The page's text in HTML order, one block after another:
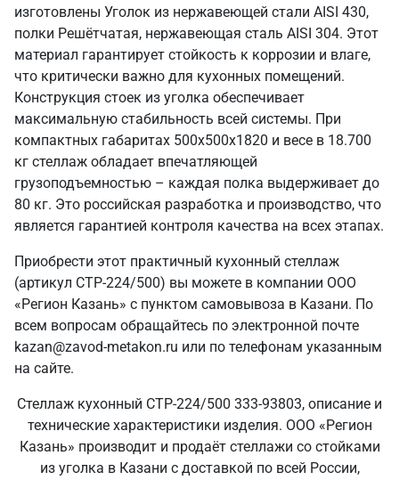
изготовлены Уголок из нержавеющей стали AISI 430,
полки Решётчатая, нержавеющая сталь AISI 304. Этот
материал гарантирует стойкость к коррозии и влаге,
что критически важно для кухонных помещений.
Конструкция стоек из уголка обеспечивает
максимальную стабильность всей системы. При
компактных габаритах 500х500х1820 и весе в 18.700
кг стеллаж обладает впечатляющей
грузоподъемностью – каждая полка выдерживает до
80 кг. Это российская разработка и производство, что
является гарантией контроля качества на всех этапах.
Приобрести этот практичный кухонный стеллаж
(артикул СТР-224/500) вы можете в компании ООО
«Регион Казань» с пунктом самовывоза в Казани. По
всем вопросам обращайтесь по электронной почте
kazan@zavod-metakon.ru или по телефонам указанным
на сайте.
Стеллаж кухонный СТР-224/500 333-93803, описание и
технические характеристики изделия. ООО «Регион
Казань» производит и продаёт стеллажи со стойками
из уголка в Казани с доставкой по всей России,